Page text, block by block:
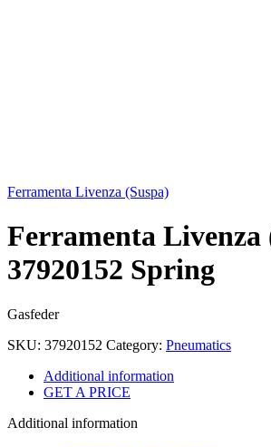
Ferramenta Livenza (Suspa)
Ferramenta Livenza
37920152 Spring
Gasfeder
SKU: 37920152 Category: Pneumatics
Additional information
GET A PRICE
Additional information